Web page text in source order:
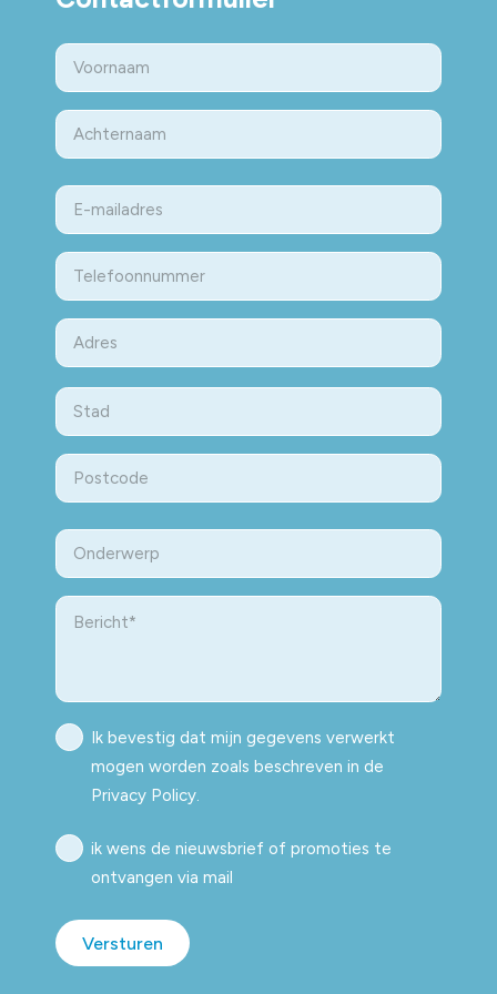
Naam
Eerste
E-
mailadres
Telefoon
Adres
Street
Address
Stad
Postal
Code
Onderwerp
Bericht
Privacy
Policy
Ik bevestig dat mijn gegevens verwerkt
mogen worden zoals beschreven in de
Privacy Policy.
Nieuwsbrief
ik wens de nieuwsbrief of promoties te
ontvangen via mail